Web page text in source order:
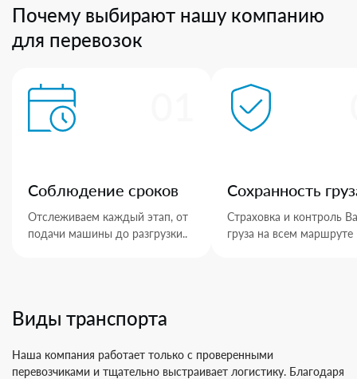
Почему выбирают нашу компанию
для перевозок
Соблюдение сроков
Отслеживаем каждый этап, от
подачи машины до разгрузки..
Сохранность
Страховка и контроль
груза на всем маршруте
Виды транспорта
Наша компания работает только с проверенными
перевозчиками и тщательно выстраивает логистику. Благодаря